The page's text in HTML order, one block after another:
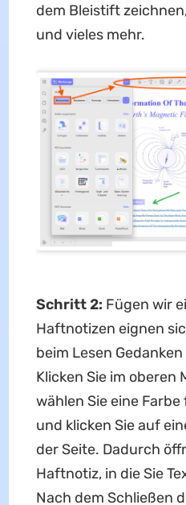
dem Bleistift
und vieles mehr.
Schritt 2: Fügen wir
Haftnotizen eignen
beim Lesen
Klicken Sie im oberen
wählen Sie eine
und klicken Sie auf
der Seite. Dadurch
Haftnotiz, in die Sie
Nach dem Schließen